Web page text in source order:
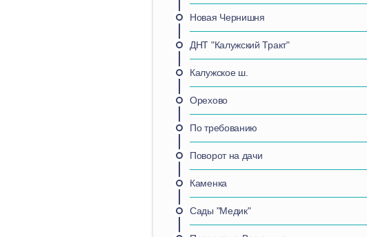
Новая Чернишня
ДНТ "Калужский Тракт"
Калужское ш.
Орехово
По требованию
Поворот на дачи
Каменка
Сады "Медик"